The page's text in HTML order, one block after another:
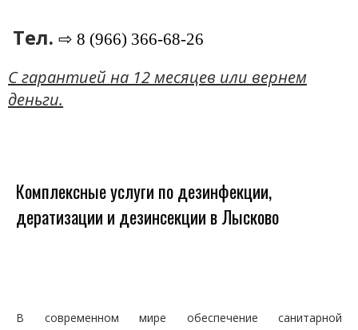
Тел. ⇨ 8 (966) 366-68-26
C гарантией на 12 месяцев или вернем
деньги.
Комплексные услуги по дезинфекции,
дератизации и дезинсекции в Лысково
В современном мире обеспечение санитарной